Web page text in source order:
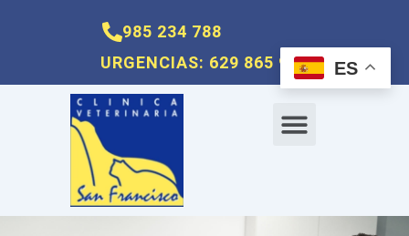
985 234 788
URGENCIAS: 629 865 960
Menu
ES